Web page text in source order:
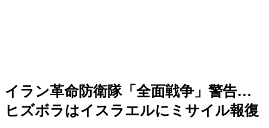
イラン革命防衛隊「全面戦争」警告…
ヒズボラはイスラエルにミサイル報復